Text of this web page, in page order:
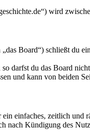
wird
Board“) schließt du
darfst du das Board
und kann von beiden
einfaches, zeitlich
nach Kündigung des